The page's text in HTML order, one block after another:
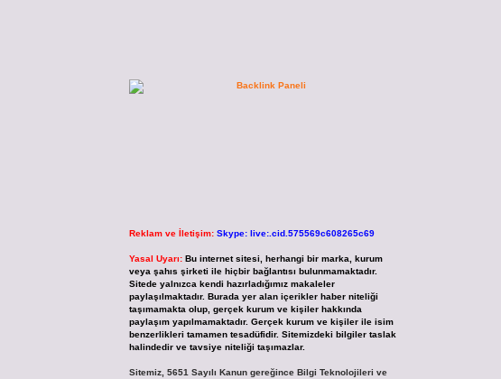
Reklam ve İletişim: Skype: live:.cid.575569c608265c69
Yasal Uyarı: Bu internet sitesi, herhangi bir marka, kurum
veya şahıs şirketi ile hiçbir bağlantısı bulunmamaktadır.
Sitede yalnızca kendi hazırladığımız makaleler
paylaşılmaktadır. Burada yer alan içerikler haber niteliği
taşımamakta olup, gerçek kurum ve kişiler hakkında
paylaşım yapılmamaktadır. Gerçek kurum ve kişiler ile isim
benzerlikleri tamamen tesadüfidir. Sitemizdeki bilgiler taslak
halindedir ve tavsiye niteliği taşımazlar.
Sitemiz, 5651 Sayılı Kanun gereğince Bilgi Teknolojileri ve